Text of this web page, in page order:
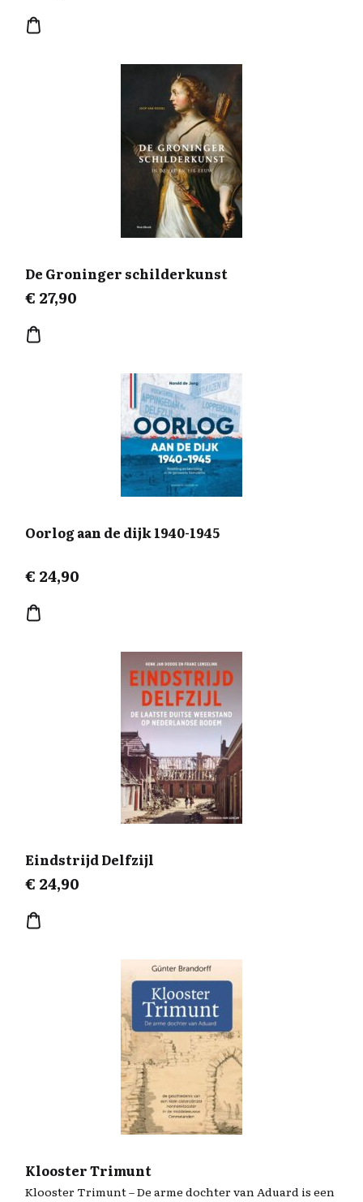
De Groninger schilderkunst
€ 27,90
Oorlog aan de dijk 1940-1945
€ 24,90
Eindstrijd Delfzijl
€ 24,90
Klooster Trimunt
Klooster Trimunt – De arme dochter van Aduard is een